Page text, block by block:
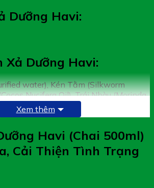
Dưỡng Havi:
Xả Dưỡng Havi:
water), Kén Tằm (Silkworm
Nucifera Oil), Trái Nhàu (Morinda
Trầu (Eleusine Indica), Lá Tre
Vỏ Bười (Citrus Grandis Peel). Sả
Chloide, Đương Quy (Angelica
(Morus Alba Leaf), Tinh dầu Sả
Citratus essential oil), Cetyl Alcohol,
Chloride,
Xem thêm
Havi (Chai 500ml)
Cải Thiện Tình Trạng